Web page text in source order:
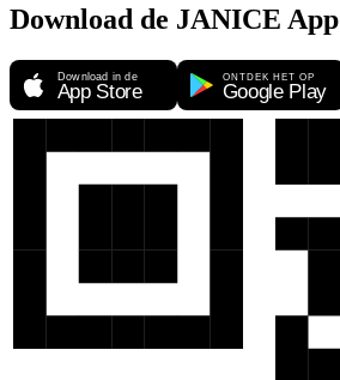
Download de JANICE App